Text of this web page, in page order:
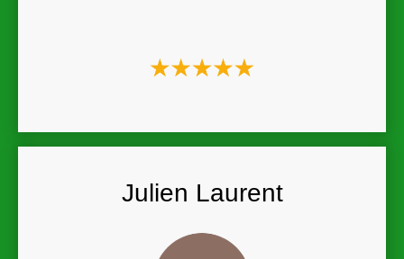
Julien Laurent